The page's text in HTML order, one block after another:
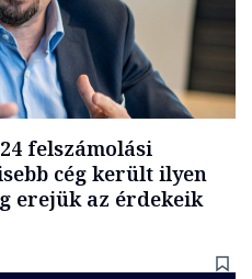
felszámolási
cég került ilyen
erejük az érdekeik